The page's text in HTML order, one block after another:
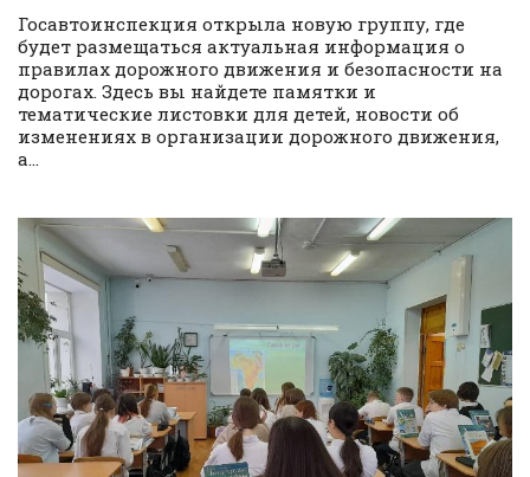
Госавтоинспекция открыла новую группу, где
будет размещаться актуальная информация о
правилах дорожного движения и безопасности на
дорогах. Здесь вы найдете памятки и
тематические листовки для детей, новости об
изменениях в организации дорожного движения,
а...